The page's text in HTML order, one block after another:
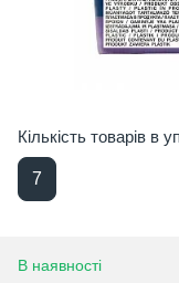
Кількість товарів в
7
В наявності